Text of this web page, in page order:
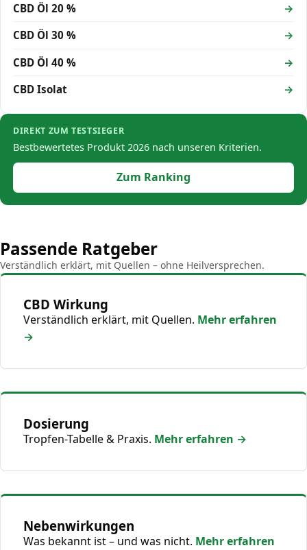
CBD Öl 20 %
CBD Öl 30 %
CBD Öl 40 %
CBD Isolat
DIREKT ZUM TESTSIEGER
Bestbewertetes Produkt 2026 nach unseren Kriterien.
Zum Ranking
Passende Ratgeber
Verständlich erklärt, mit Quellen – ohne Heilversprechen.
CBD Wirkung
Verständlich erklärt, mit Quellen. Mehr erfahren
→
Dosierung
Tropfen-Tabelle & Praxis. Mehr erfahren →
Nebenwirkungen
Was bekannt ist – und was nicht. Mehr erfahren